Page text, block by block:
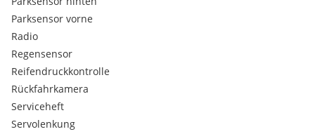
LED Türleuchten
Parksensoren hinten
Querverkehrswarner mit Bremsfunktion hinten (RCTA,
RCTB)
Seitenairbags vorne
Smartphone Bluetooth Key & Smartphone NFC Key
Touchscreen (15.6 Zoll)
Parksensor vorne
Radio
Regensensor
Reifendruckkontrolle
Rückfahrkamera
Serviceheft
Servolenkung